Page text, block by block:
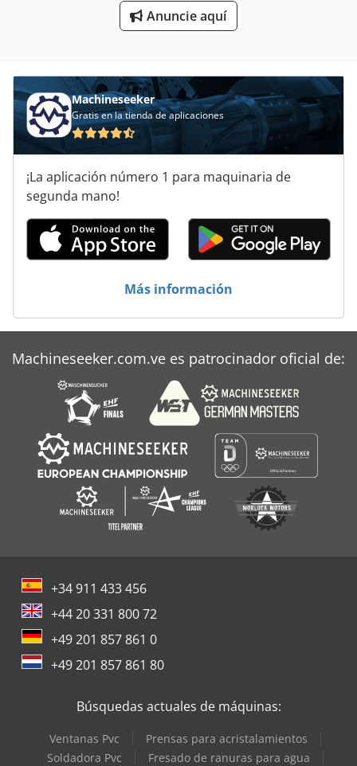
Prensa De Cilindro
Prensa De La Manguera
Prensa De Palanca
Prensa De Taller
Prensa De Tornillo
Anuncie aquí
Machineseeker
Gratis en la tienda de aplicaciones
¡La aplicación número 1 para maquinaria de
segunda mano!
Más información
Machineseeker.com.ve es patrocinador oficial de:
+34 911 433 456
+44 20 331 800 72
+49 201 857 861 0
+49 201 857 861 80
Búsquedas actuales de máquinas:
Ventanas Pvc
Prensas para acristalamientos
Soldadora Pvc
Fresado de ranuras para agua